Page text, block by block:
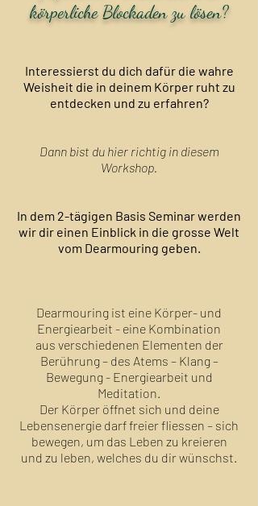
körperliche Blockaden zu lösen?
Interessierst du dich dafür die wahre
Weisheit die in deinem Körper ruht zu
entdecken und zu erfahren?
Dann bist du hier richtig in diesem
Workshop.
In dem 2-tägigen Basis Seminar werden
wir dir einen Einblick in die grosse Welt
vom Dearmouring geben.
Dearmouring ist eine Körper- und
Energiearbeit - eine Kombination
aus verschiedenen Elementen der
Berührung – des Atems – Klang –
Bewegung - Energiearbeit und
Meditation.
Der Körper öffnet sich und deine
Lebensenergie darf freier fliessen – sich
bewegen, um das Leben zu kreieren
und zu leben, welches du dir wünschst.